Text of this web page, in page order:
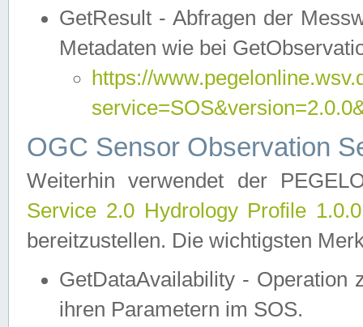
GetResult - Abfragen der
Metadaten wie bei
https://
OGC Sensor Observation
Weiterhin verwendet der
Service 2.0 Hydrology Profile
bereitzustellen. Die wichtigsten
GetDataAvailability - Operation
ihren Parametern im SOS.